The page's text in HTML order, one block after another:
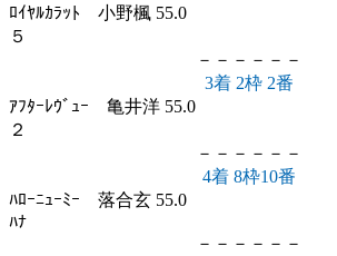
ﾛｲﾔﾙｶﾗｯﾄ 小野楓 55.0
５
－－－－－－
3着 2枠 2番
ｱﾌﾀｰﾚｳﾞｭｰ 亀井洋 55.0
２
－－－－－－
4着 8枠10番
ﾊﾛｰﾆｭｰﾐｰ 落合玄 55.0
ﾊﾅ
－－－－－－